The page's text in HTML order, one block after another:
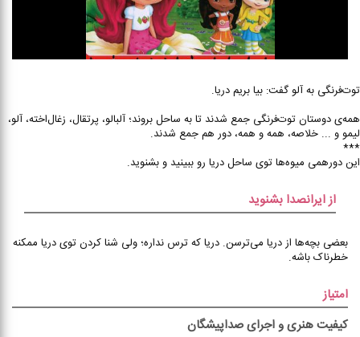
توت‌‌فرنگی به آلو گفت: بیا بریم دریا.
همه‌‌ی دوستان توت‌‌فرنگی جمع شدند تا به ساحل بروند؛ آلبالو، پرتقال، زغال‌‌اخته، آلو،
لیمو و ... خلاصه، همه و همه، دور هم جمع شدند.
***
این دورهمی میوه‌‌ها توی ساحل دریا رو ببینید و بشنوید.
از ایرانصدا بشنوید
بعضی بچه‌‌‌ها از دریا می‌‌ترسن. دریا که ترس نداره؛ ولی شنا کردن توی دریا ممکنه
خطرناک باشه.
امتیاز
کیفیت هنری و اجرای صداپیشگان